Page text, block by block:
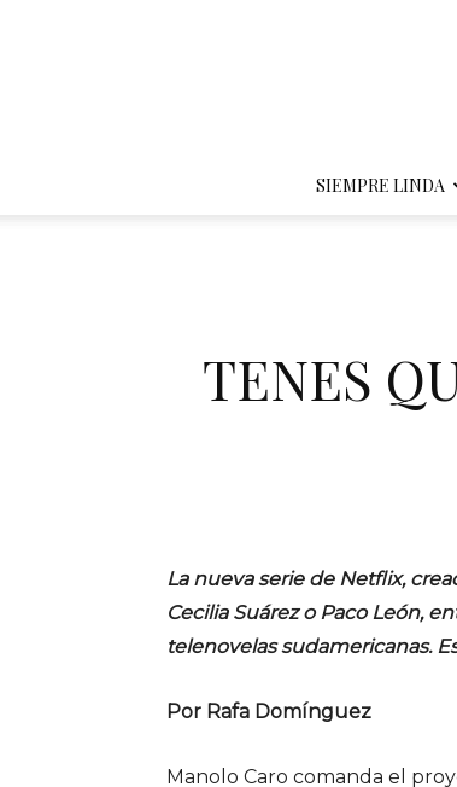
SIEMPRE LINDA
TENES
La nueva serie de Netflix,
Cecilia Suárez o Paco León,
telenovelas sudamericanas.
Por Rafa Domínguez
Manolo Caro comanda el